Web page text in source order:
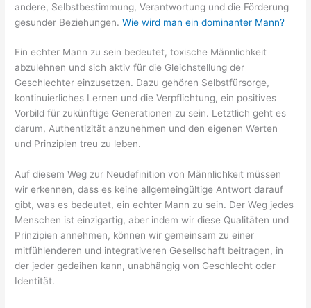
andere, Selbstbestimmung, Verantwortung und die Förderung
gesunder Beziehungen.Wie wird man ein dominanter Mann?
Ein echter Mann zu sein bedeutet, toxische Männlichkeit
abzulehnen und sich aktiv für die Gleichstellung der
Geschlechter einzusetzen. Dazu gehören Selbstfürsorge,
kontinuierliches Lernen und die Verpflichtung, ein positives
Vorbild für zukünftige Generationen zu sein. Letztlich geht es
darum, Authentizität anzunehmen und den eigenen Werten
und Prinzipien treu zu leben.
Auf diesem Weg zur Neudefinition von Männlichkeit müssen
wir erkennen, dass es keine allgemeingültige Antwort darauf
gibt, was es bedeutet, ein echter Mann zu sein. Der Weg jedes
Menschen ist einzigartig, aber indem wir diese Qualitäten und
Prinzipien annehmen, können wir gemeinsam zu einer
mitfühlenderen und integrativeren Gesellschaft beitragen, in
der jeder gedeihen kann, unabhängig von Geschlecht oder
Identität.